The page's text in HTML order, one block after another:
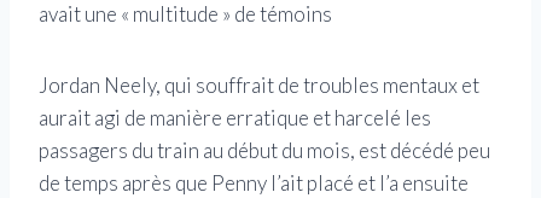
avait une « multitude » de témoins
Jordan Neely, qui souffrait de troubles mentaux et
aurait agi de manière erratique et harcelé les
passagers du train au début du mois, est décédé peu
de temps après que Penny l’ait placé et l’a ensuite